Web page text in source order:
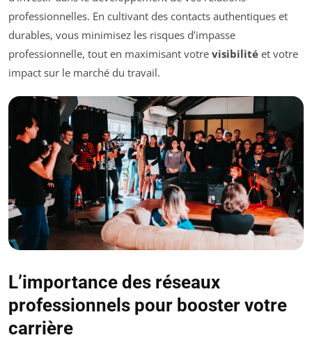
professionnelles. En cultivant des contacts authentiques et
durables, vous minimisez les risques d’impasse
professionnelle, tout en maximisant votre visibilité et votre
impact sur le marché du travail.
L’importance des réseaux
professionnels pour booster votre
carrière